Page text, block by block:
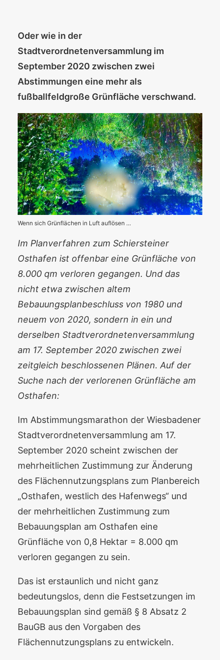
Oder wie in der
Stadtverordnetenversammlung im
September 2020 zwischen zwei
Abstimmungen eine mehr als
fußballfeldgroße Grünfläche verschwand.
Wenn sich Grünflächen in Luft auflösen …
Im Planverfahren zum Schiersteiner
Osthafen ist offenbar eine Grünfläche von
8.000 qm verloren gegangen. Und das
nicht etwa zwischen altem
Bebauungsplanbeschluss von 1980 und
neuem von 2020, sondern in ein und
derselben Stadtverordnetenversammlung
am 17. September 2020 zwischen zwei
zeitgleich beschlossenen Plänen. Auf der
Suche nach der verlorenen Grünfläche am
Osthafen:
Im Abstimmungsmarathon der Wiesbadener
Stadtverordnetenversammlung am 17.
September 2020 scheint zwischen der
mehrheitlichen Zustimmung zur Änderung
des Flächennutzungsplans zum Planbereich
„Osthafen, westlich des Hafenwegs“ und
der mehrheitlichen Zustimmung zum
Bebauungsplan am Osthafen eine
Grünfläche von 0,8 Hektar = 8.000 qm
verloren gegangen zu sein.
Das ist erstaunlich und nicht ganz
bedeutungslos, denn die Festsetzungen im
Bebauungsplan sind gemäß § 8 Absatz 2
BauGB aus den Vorgaben des
Flächennutzungsplans zu entwickeln.